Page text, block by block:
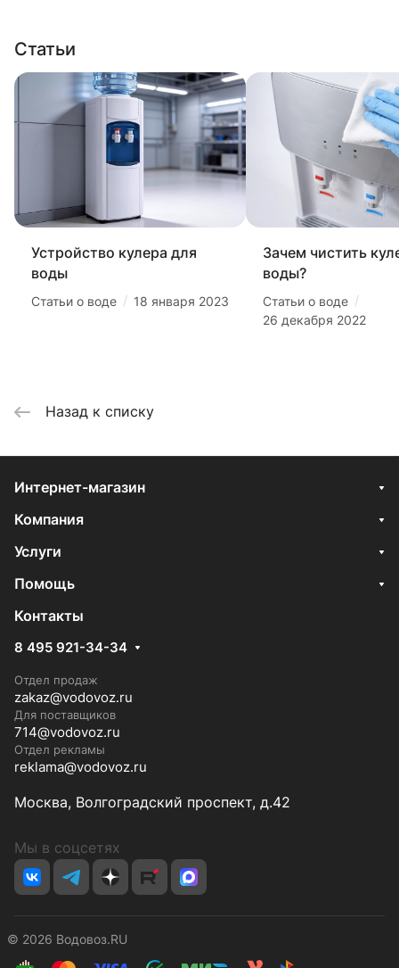
Статьи
Устройство кулера для
воды
Статьи о воде / 18 января 2023
Зачем чистить
воды?
Статьи о воде /
26 декабря 2022
Назад к списку
Интернет-магазин
Компания
Услуги
Помощь
Контакты
8 495 921-34-34
Отдел продаж
zakaz@vodovoz.ru
Для поставщиков
714@vodovoz.ru
Отдел рекламы
reklama@vodovoz.ru
Москва, Волгоградский проспект, д.42
Мы в соцсетях
© 2026 Водовоз.RU